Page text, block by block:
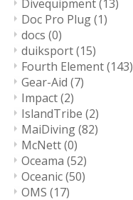
Divequipment(13)
Doc Pro Plug(1)
docs (0)
duiksport(15)
Fourth Element(143)
Gear-Aid (7)
Impact(2)
IslandTribe (2)
MaiDiving(82)
McNett(0)
Oceama (52)
Oceanic(50)
OMS (17)